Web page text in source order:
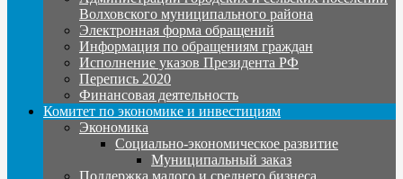
Волховского муниципального района
Электронная форма обращений
Информация по обращениям граждан
Исполнение указов Президента РФ
Перепись 2020
Финансовая деятельность
Комитет по экономике и инвестициям
Экономика
Социально-экономическое развитие
Муниципальный заказ
Поддержка малого и среднего бизнеса